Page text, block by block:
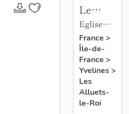
Le
mobilier
de
l'église
Saint-
Nicolas
Eglise
paroissiale
Saint-
Nicolas
France >
Île-de-
France >
Yvelines>
Les
Alluets-
le-Roi